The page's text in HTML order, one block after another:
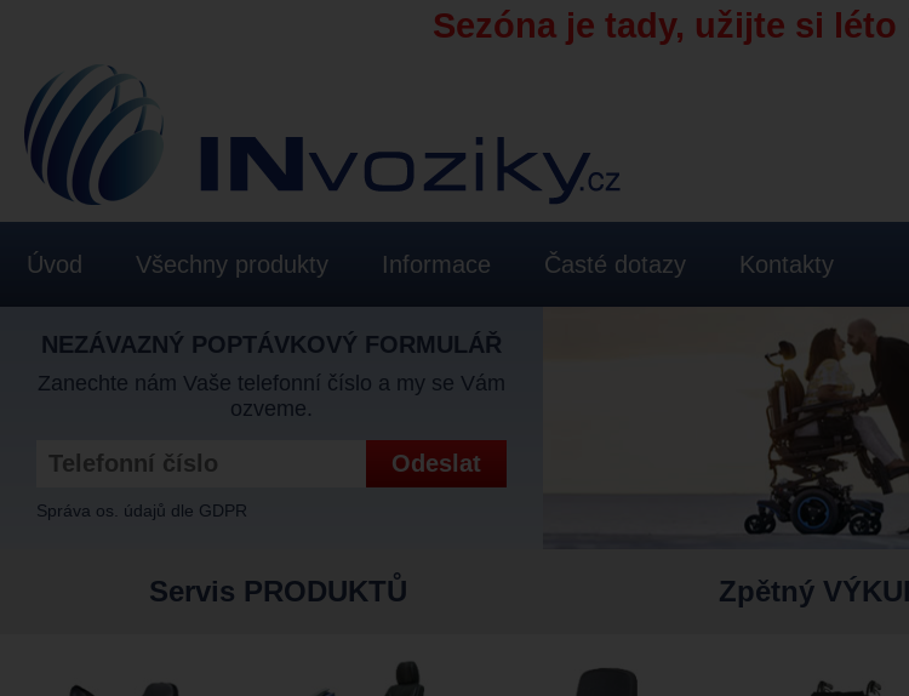
Sezóna je tady, užijte si
Úvod Všechny produkty Informace Časté dotazy Kontakty
NEZÁVAZNÝ POPTÁVKOVÝ FORMULÁŘ
Zanechte nám Vaše telefonní číslo a my se Vám
ozveme.
Správa os. údajů dle GDPR
Servis PRODUKTŮ Zpětný